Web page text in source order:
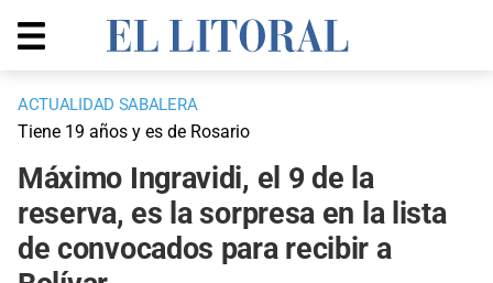
ACTUALIDAD SABALERA
Tiene 19 años y es de Rosario
Máximo Ingravidi, el 9 de la
reserva, es la sorpresa en la lista
de convocados para recibir a